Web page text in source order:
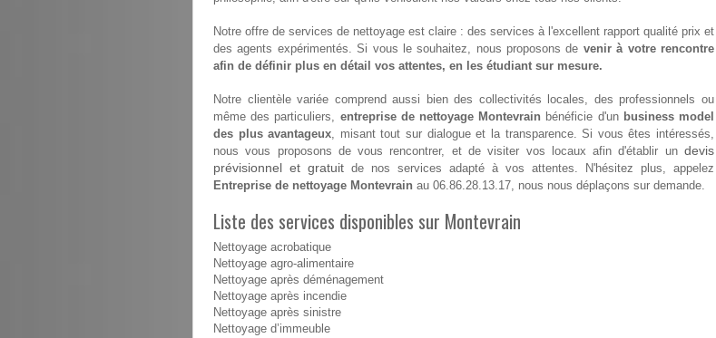
Notre offre de services de nettoyage est claire : des services à l'excellent rapport qualité prix et
des agents expérimentés. Si vous le souhaitez, nous proposons de venir à votre rencontre
afin de définir plus en détail vos attentes, en les étudiant sur mesure.
Notre clientèle variée comprend aussi bien des collectivités locales, des professionnels ou
même des particuliers, entreprise de nettoyage Montevrain bénéficie d'un business model
des plus avantageux, misant tout sur dialogue et la transparence. Si vous êtes intéressés,
nous vous proposons de vous rencontrer, et de visiter vos locaux afin d'établir un devis
prévisionnel et gratuit de nos services adapté à vos attentes. N'hésitez plus, appelez
Entreprise de nettoyage Montevrain au 06.86.28.13.17, nous nous déplaçons sur demande.
Liste des services disponibles sur Montevrain
Nettoyage acrobatique
Nettoyage agro-alimentaire
Nettoyage après déménagement
Nettoyage après incendie
Nettoyage après sinistre
Nettoyage d’immeuble